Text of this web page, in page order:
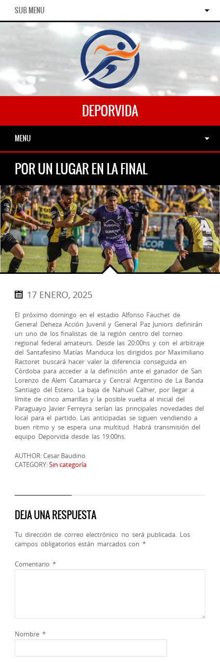
SUB MENU
DEPORVIDA
MENU
POR UN LUGAR EN LA FINAL
17 ENERO, 2025
El próximo domingo en el estadio Alfonso Fauchet de
General Deheza Acción Juvenil y General Paz Juniors definirán
un uno de los finalistas de la región centro del torneo
regional federal amateurs. Desde las 20:00hs y con el arbitraje
del Santafesino Matías Manduca los dirigidos por Maximiliano
Ractoret buscará hacer valer la diferencia conseguida en
Córdoba para acceder a la definición ante el ganador de San
Lorenzo de Alem Catamarca y Central Argentino de La Banda
Santiago del Estero. La baja de Nahuel Calher, por llegar a
límite de cinco amarillas y la posible vuelta al inicial del
Paraguayo Javier Ferreyra serían las principales novedades del
local para el partido. Las anticipadas se siguen vendiendo a
buen ritmo y se espera una multitud. Habrá transmisión del
equipo Deporvida desde las 19:00hs.
AUTHOR: Cesar Baudino
CATEGORY:Sin categoría
DEJA UNA RESPUESTA
Tu dirección de correo electrónico no será publicada. Los
campos obligatorios están marcados con *
Comentario *
Nombre *